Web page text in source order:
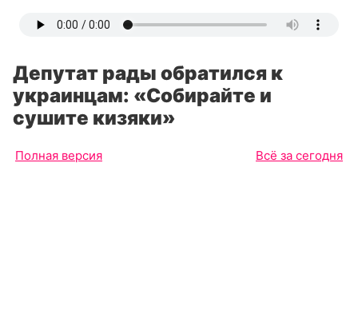
Депутат рады обратился к
украинцам: «Собирайте и
сушите кизяки»
Полная версия Всё за сегодня